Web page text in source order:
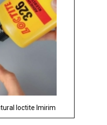
loctite Imirim